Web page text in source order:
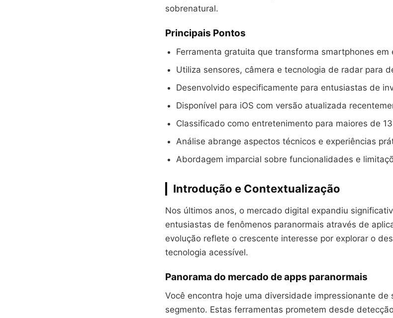
sobrenatural.
Principais Pontos
Ferramenta gratuita que transforma smartphones em
Utiliza sensores, câmera e tecnologia de radar para
Desenvolvido especificamente para entusiastas de
Disponível para iOS com versão atualizada
Classificado como entretenimento para maiores de
Análise abrange aspectos técnicos e experiências
Abordagem imparcial sobre funcionalidades e
Introdução e Contextualização
Nos últimos anos, o mercado digital expandiu
entusiastas de fenômenos paranormais através de
evolução reflete o crescente interesse por explorar o
tecnologia acessível.
Panorama do mercado de apps paranormais
Você encontra hoje uma diversidade impressionante de
segmento. Estas ferramentas prometem desde